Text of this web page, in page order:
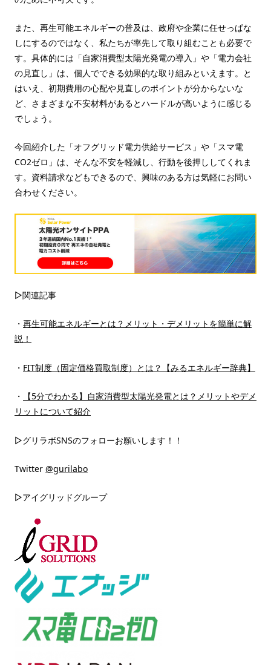
また、再生可能エネルギーの普及は、政府や企業に任せっぱな
しにするのではなく、私たちが率先して取り組むことも必要で
す。具体的には「自家消費型太陽光発電の導入」や「電力会社
の見直し」は、個人でできる効果的な取り組みといえます。と
はいえ、初期費用の心配や見直しのポイントが分からないな
ど、さまざまな不安材料があるとハードルが高いように感じる
でしょう。
今回紹介した「オフグリッド電力供給サービス」や「スマ電
CO2ゼロ」は、そんな不安を軽減し、行動を後押ししてくれま
す。資料請求などもできるので、興味のある方は気軽にお問い
合わせください。
▷関連記事
・ 再生可能エネルギーとは？メリット・デメリットを簡単に解
説！
・ FIT制度（固定価格買取制度）とは？【みるエネルギー辞典】
・
【5分でわかる】自家消費型太陽光発電とは？メリットやデメ
リットについて紹介
▷グリラボSNSのフォローお願いします！！
Twitter @gurilabo
▷アイグリッドグループ